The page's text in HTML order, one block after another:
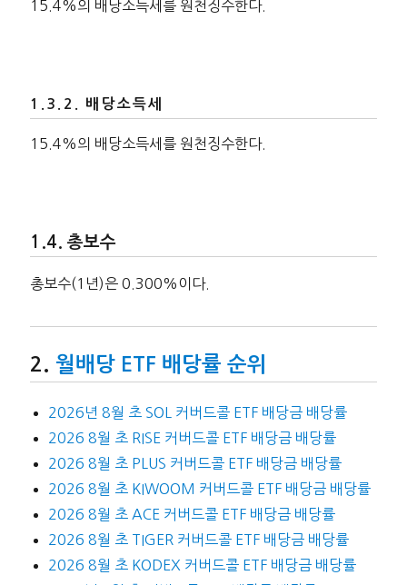
15.4%의 배당소득세를 원천징수한다.
배당소득세
15.4%의 배당소득세를 원천징수한다.
총보수
총보수(1년)은 0.300%이다.
월배당 ETF 배당률 순위
2026년 8월 초 SOL 커버드콜 ETF 배당금 배당률
2026 8월 초 RISE 커버드콜 ETF 배당금 배당률
2026 8월 초 PLUS 커버드콜 ETF 배당금 배당률
2026 8월 초 KIWOOM 커버드콜 ETF 배당금 배당률
2026 8월 초 ACE 커버드콜 ETF 배당금 배당률
2026 8월 초 TIGER 커버드콜 ETF 배당금 배당률
2026 8월 초 KODEX 커버드콜 ETF 배당금 배당률